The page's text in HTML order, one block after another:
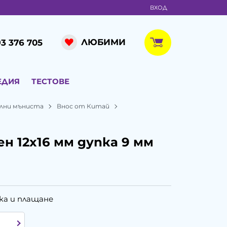
ВХОД
376 705 ЛЮБИМИ
ТЕСТОВЕ
мъниста
Внос от Китай
12x16 мм дупка 9 мм
и плащане